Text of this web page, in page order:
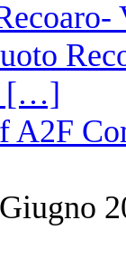
A2F